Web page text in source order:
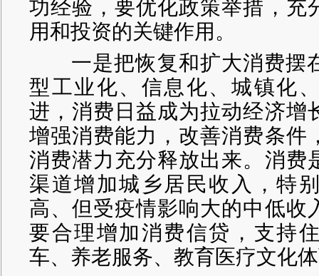
功经验，要优化政策举措，充
用和投资的关键作用。
一是把恢复和扩大消费摆
型工业化、信息化、城镇化
进，消费日益成为拉动经济增
增强消费能力，改善消费条件
消费潜力充分释放出来。消费
渠道增加城乡居民收入，特
高、但受疫情影响大的中低收
要合理增加消费信贷，支持
车、养老服务、教育医疗文化